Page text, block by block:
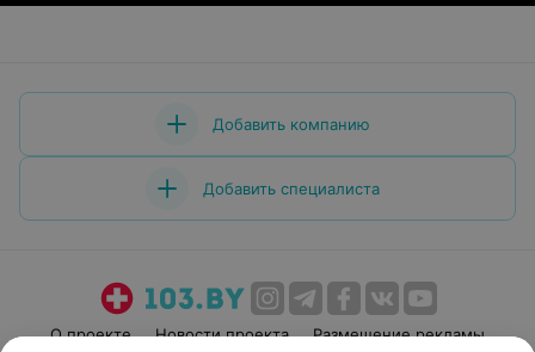
Добавить компанию
Добавить специалиста
О проекте Новости проекта Размещение рекламы